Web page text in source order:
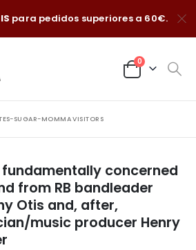
para pedidos superiores a 60€.
0
SUGAR-MOMMA VISITORS
fundamentally concerned
from RB bandleader
Otis and, after,
music producer Henry